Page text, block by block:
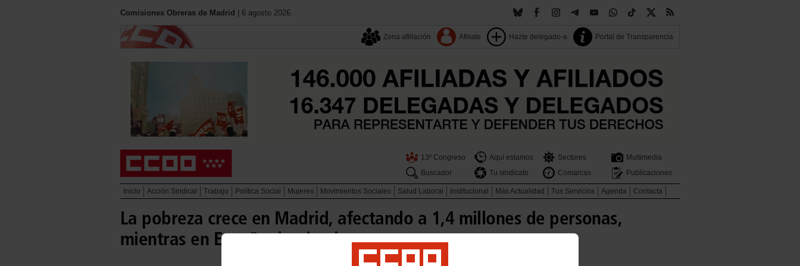
Comisiones Obreras de Madrid | 6 agosto 2026.
Zona afiliación Afiliate Hazte delegado-a Portal de Transparencia
13º Congreso Aquí estamos Sectores
Multimedia
Buscador
Tu sindicato Comarcas Publicaciones
Inicio Acción Sindical Trabajo Política Social Mujeres Movimientos Sociales Salud Laboral Institucional Más Actualidad Tus Servicios Agenda Contacta
La pobreza crece en Madrid, afectando a 1,4 millones de personas,
mientras en España desciende